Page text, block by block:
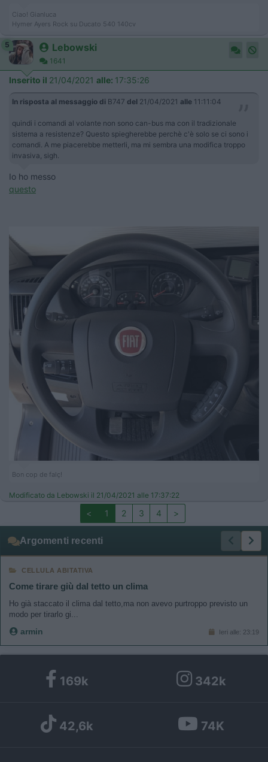
Ciao! Gianluca
Hymer Ayers Rock su Ducato 540 140cv
5 Lebowski
1641
Inserito il 21/04/2021 alle: 17:35:26
In risposta al messaggio di B747 del 21/04/2021 alle 11:11:04
quindi i comandi al volante non sono can-bus ma con il tradizionale
sistema a resistenze? Questo spiegherebbe perchè c'è solo se ci sono i
comandi. A me piacerebbe metterli, ma mi sembra una modifica troppo
invasiva, sigh.
Io ho messo
questo
Bon cop de falç!
Modificato da Lebowski il 21/04/2021 alle 17:37:22
< 1 2 3 4 >
Argomenti recenti
CELLULA ABITATIVA
Come tirare giù dal tetto un clima
Ho già staccato il clima dal tetto,ma non avevo purtroppo previsto un
modo per tirarlo gi...
armin Ieri alle: 23:19
169k 342k
42,6k 74K